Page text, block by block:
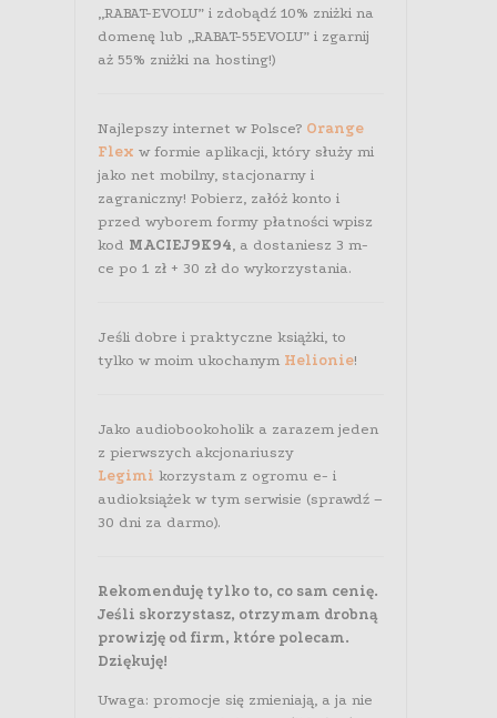
„RABAT-EVOLU” i zdobądź 10% zniżki na
domenę lub „RABAT-55EVOLU” i zgarnij
aż 55% zniżki na hosting!)
Najlepszy internet w Polsce? Orange
Flex w formie aplikacji, który służy mi
jako net mobilny, stacjonarny i
zagraniczny! Pobierz, załóż konto i
przed wyborem formy płatności wpisz
kod MACIEJ9K94, a dostaniesz 3 m-
ce po 1 zł + 30 zł do wykorzystania.
Jeśli dobre i praktyczne książki, to
tylko w moim ukochanym Helionie!
Jako audiobookoholik a zarazem jeden
z pierwszych akcjonariuszy
Legimi korzystam z ogromu e- i
audioksiążek w tym serwisie (sprawdź –
30 dni za darmo).
Rekomenduję tylko to, co sam cenię.
Jeśli skorzystasz, otrzymam drobną
prowizję od firm, które polecam.
Dziękuję!
Uwaga: promocje się zmieniają, a ja nie